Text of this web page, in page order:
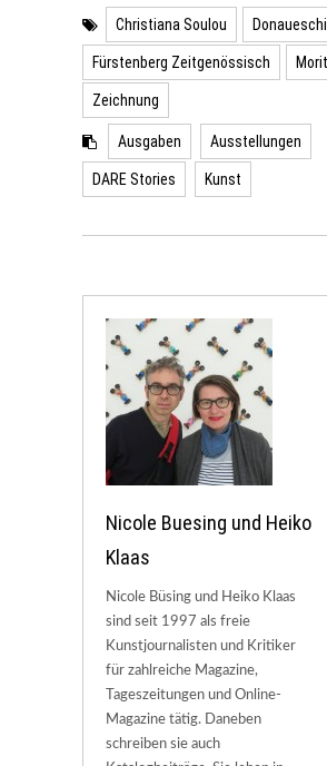
Christiana Soulou
Fürstenberg Zeitgenössisch
Zeichnung
Ausgaben Ausstellungen
DARE Stories Kunst
Nicole Buesing und Heiko
Klaas
Nicole Büsing und Heiko Klaas
sind seit 1997 als freie
Kunstjournalisten und Kritiker
für zahlreiche Magazine,
Tageszeitungen und Online-
Magazine tätig. Daneben
schreiben sie auch